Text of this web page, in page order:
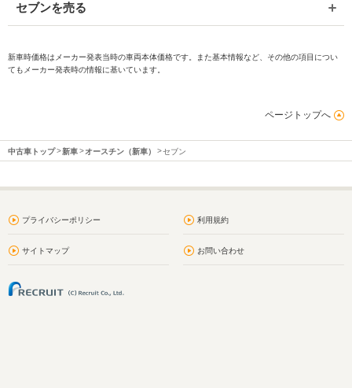
セブンを売る
新車時価格はメーカー発表当時の車両本体価格です。また基本情報など、その他の項目につい
てもメーカー発表時の情報に基いています。
ページトップへ
中古車トップ 新車 オースチン（新車） セブン
プライバシーポリシー 利用規約
サイトマップ お問い合わせ